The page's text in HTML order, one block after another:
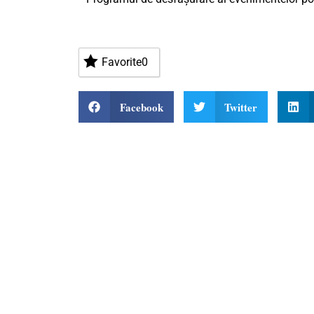
Favorite0
Facebook Twitter